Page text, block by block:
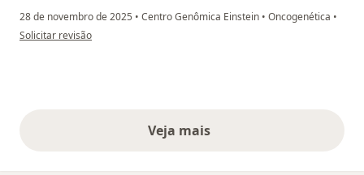
28 de novembro de 2025 • Centro Genômica Einstein • Oncogenética •
na opinião do utilizador AV
Solicitar revisão
Veja maisopiniões acima